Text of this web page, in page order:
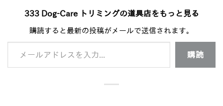
333 Dog-Care トリミングの道具店をもっと見る
購読すると最新の投稿がメールで送信されます。
メールアドレスを入力...
購読